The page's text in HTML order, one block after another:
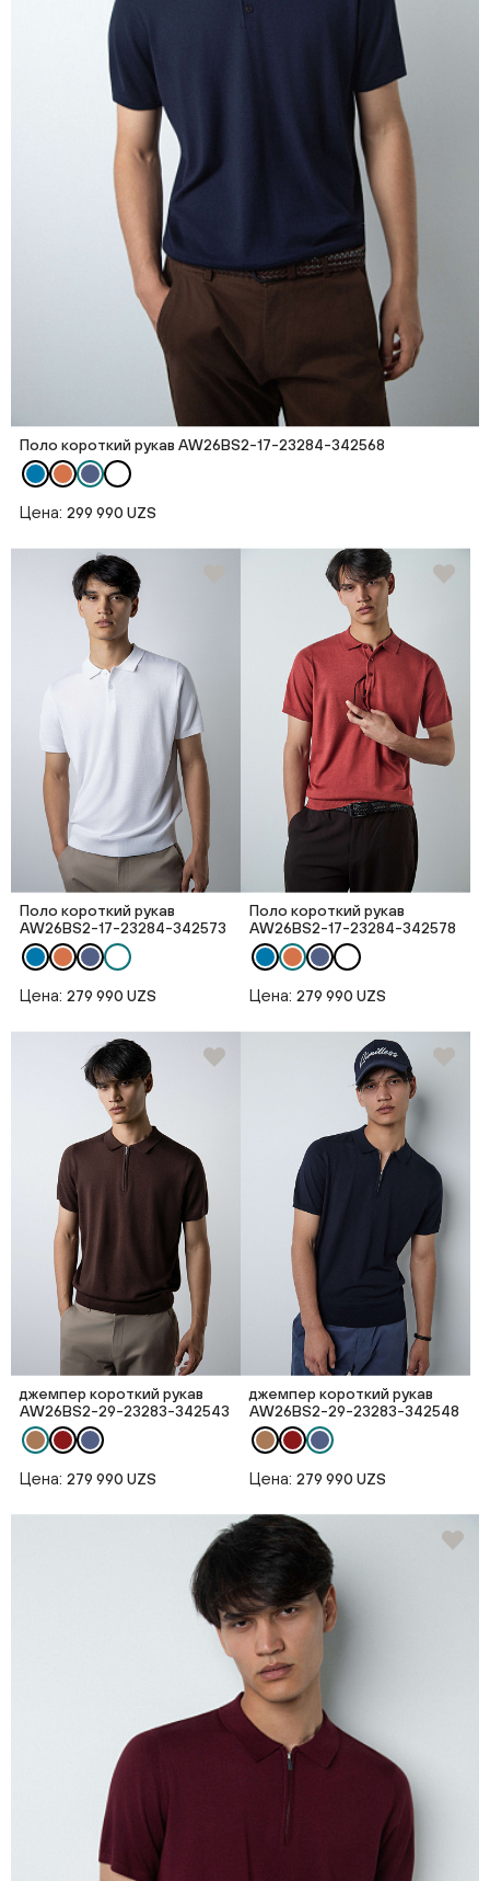
Поло короткий рукав AW26BS2-17-23284-342568
Цена: 299 990 UZS
Поло короткий рукав
AW26BS2-17-23284-342573
Цена: 279 990 UZS
Поло короткий рукав
AW26BS2-17-23284-342578
Цена: 279 990 UZS
джемпер короткий рукав
AW26BS2-29-23283-342543
Цена: 279 990 UZS
джемпер короткий рукав
AW26BS2-29-23283-342548
Цена: 279 990 UZS